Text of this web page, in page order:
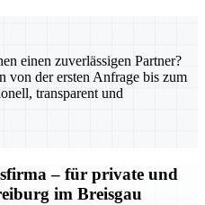
einen zuverlässigen Partner?
von der ersten Anfrage bis zum
transparent und
– für private und
im Breisgau